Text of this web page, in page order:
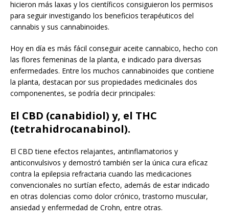
hicieron más laxas y los científicos consiguieron los permisos
para seguir investigando los beneficios terapéuticos del
cannabis y sus cannabinoides.
Hoy en día es más fácil conseguir aceite cannabico, hecho con
las flores femeninas de la planta, e indicado para diversas
enfermedades. Entre los muchos cannabinoides que contiene
la planta, destacan por sus propiedades medicinales dos
componenentes, se podría decir principales:
El CBD (canabidiol) y, el THC
(tetrahidrocanabinol).
El CBD tiene efectos relajantes, antinflamatorios y
anticonvulsivos y demostró también ser la única cura eficaz
contra la epilepsia refractaria cuando las medicaciones
convencionales no surtían efecto, además de estar indicado
en otras dolencias como dolor crónico, trastorno muscular,
ansiedad y enfermedad de Crohn, entre otras.